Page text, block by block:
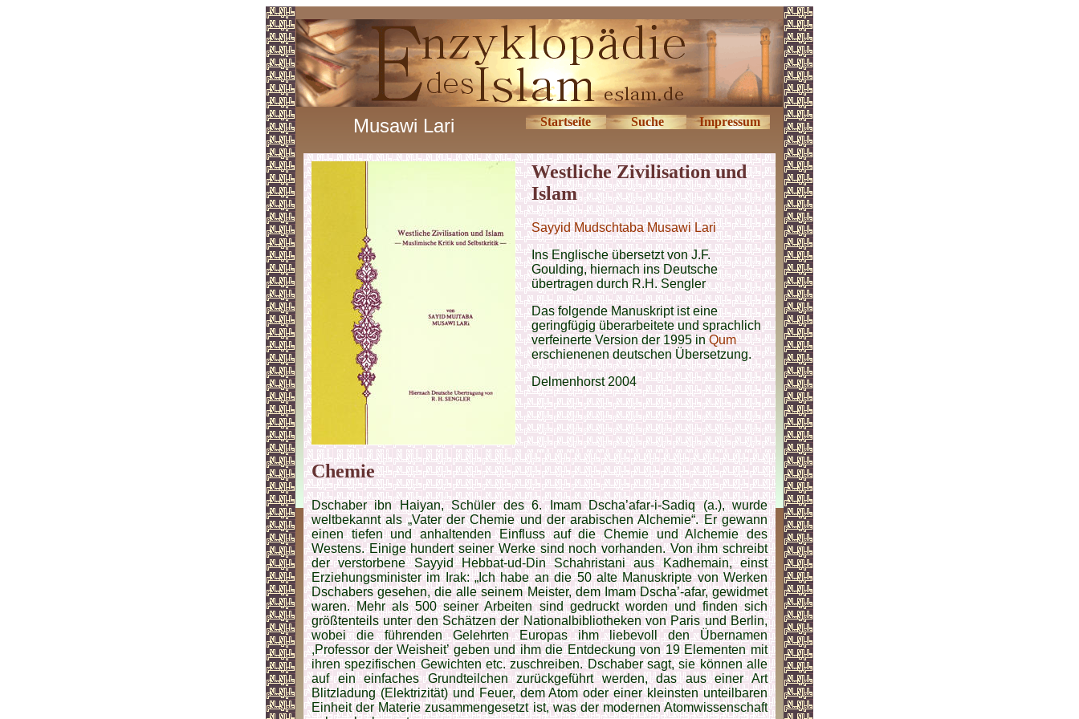
Musawi Lari Startseite Suche Impressum
Westliche Zivilisation und
Islam
Sayyid Mudschtaba Musawi Lari
Ins Englische übersetzt von J.F.
Goulding, hiernach ins Deutsche
übertragen durch R.H. Sengler
Das folgende Manuskript ist eine
geringfügig überarbeitete und sprachlich
verfeinerte Version der 1995 inQum
erschienenen deutschen Übersetzung.
Delmenhorst 2004
Chemie
Dschaber ibn Haiyan, Schüler des 6. Imam Dscha’afar-i-Sadiq (a.), wurde
weltbekannt als „Vater der Chemie und der arabischen Alchemie“. Er gewann
einen tiefen und anhaltenden Einfluss auf die Chemie und Alchemie des
Westens. Einige hundert seiner Werke sind noch vorhanden. Von ihm schreibt
der verstorbene Sayyid Hebbat-ud-Din Schahristani aus Kadhemain, einst
Erziehungsminister im Irak: „Ich habe an die 50 alte Manuskripte von Werken
Dschabers gesehen, die alle seinem Meister, dem Imam Dscha’-afar, gewidmet
waren. Mehr als 500 seiner Arbeiten sind gedruckt worden und finden sich
größtenteils unter den Schätzen der Nationalbibliotheken von Paris und Berlin,
wobei die führenden Gelehrten Europas ihm liebevoll den Über­namen
,Professor der Weisheit’ geben und ihm die Entdeckung von 19 Elementen mit
ihren spezifischen Gewichten etc. zuschreiben. Dschaber sagt, sie können alle
auf ein einfaches Grundteilchen zurückgeführt werden, das aus einer Art
Blitzladung (Elektrizität) und Feuer, dem Atom oder einer kleinsten unteilbaren
Einheit der Materie zusammengesetzt ist, was der modernen Atomwissenschaft